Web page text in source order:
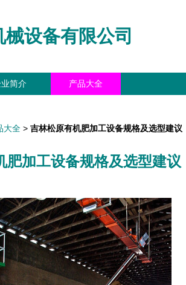
设备有限公司
简介 产品大全
大全 > 吉林松原有机肥加工设备规格及选型建议
肥加工设备规格及选型建议